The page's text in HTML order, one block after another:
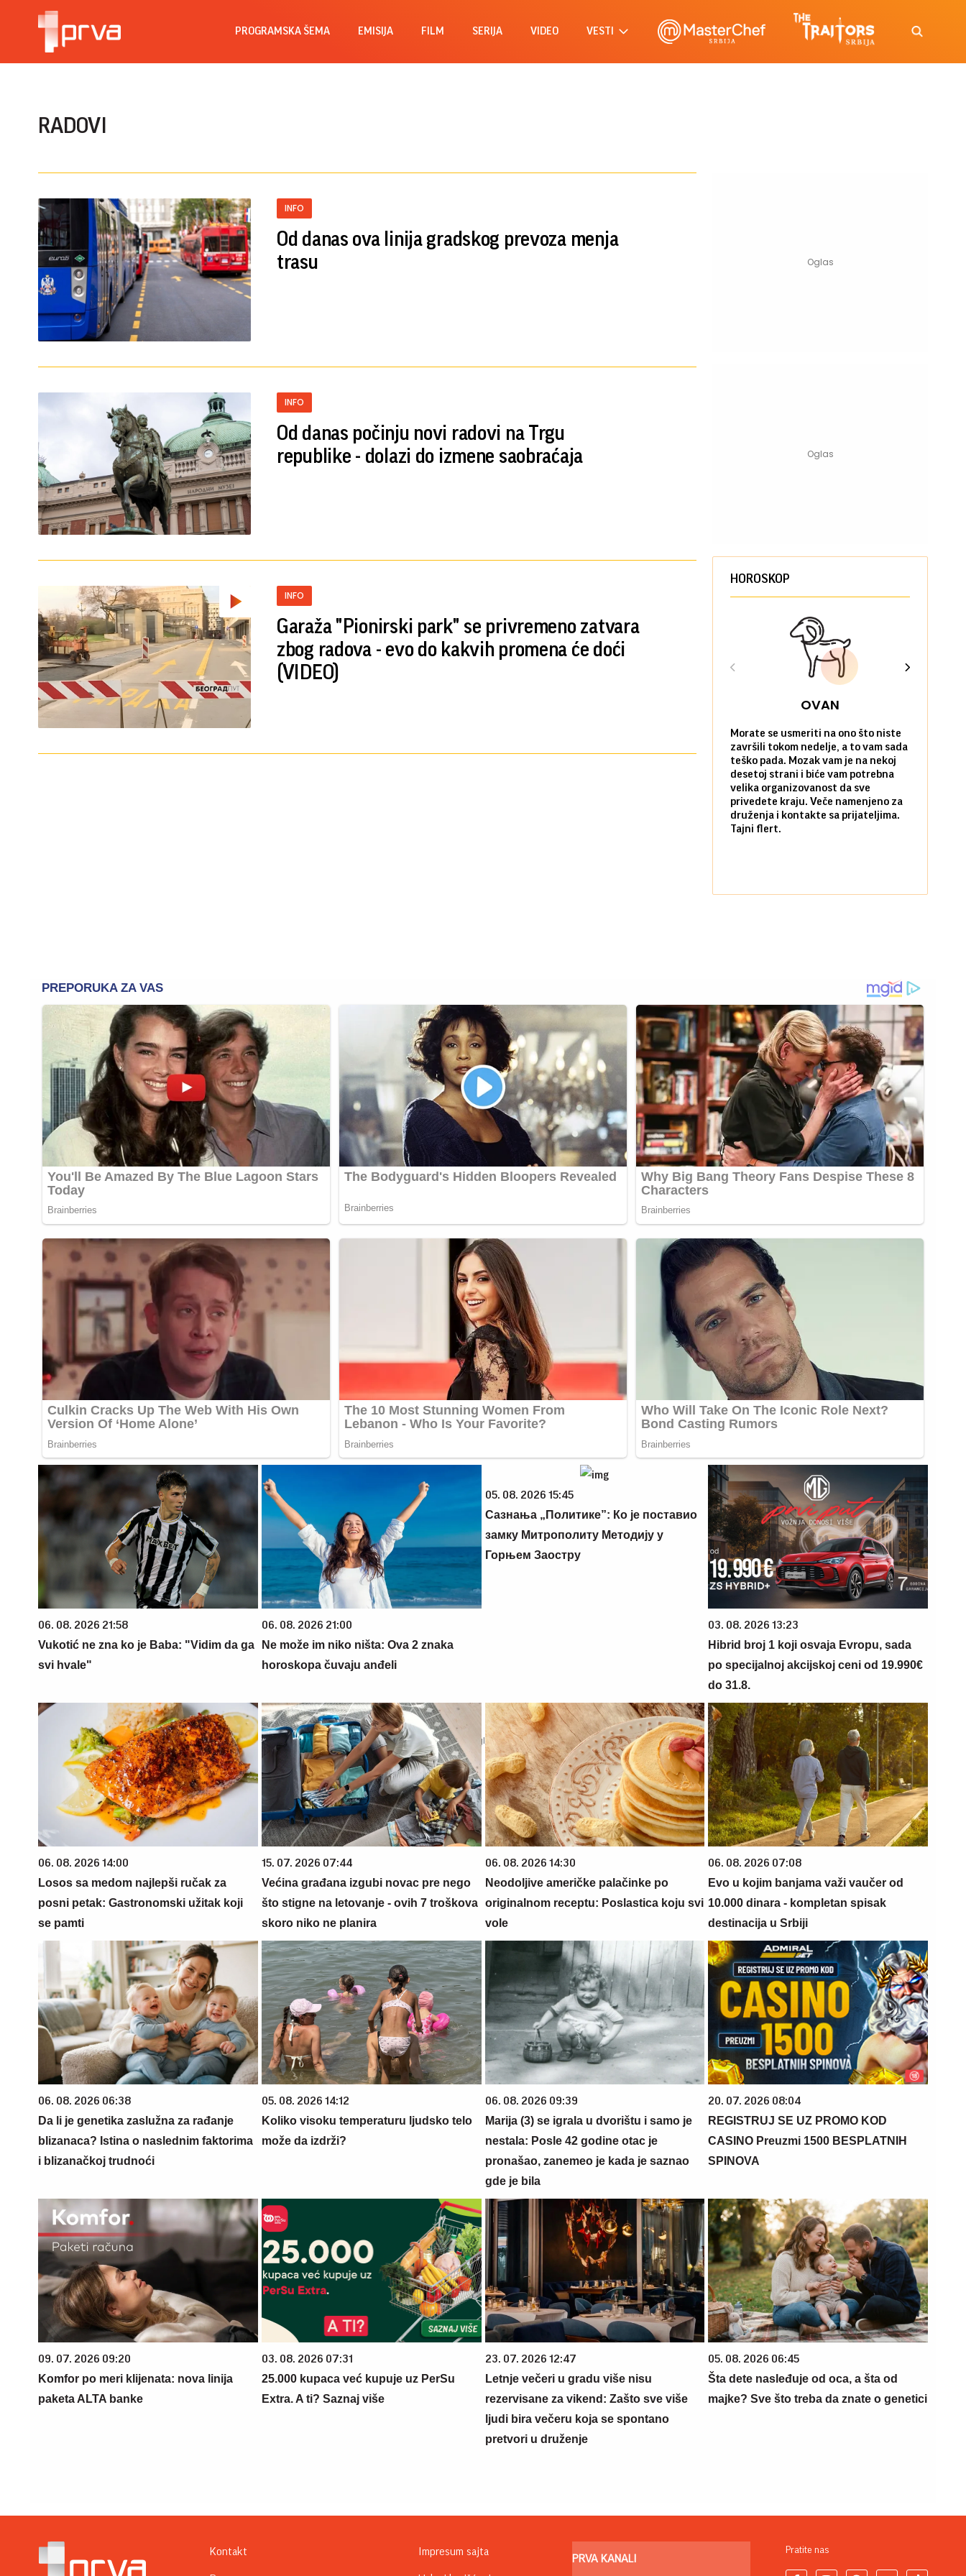
PROGRAMSKA ŠEMA EMISIJA FILM SERIJA VIDEO VESTI
RADOVI
INFO
Od danas ova linija gradskog prevoza menja
trasu
INFO
Od danas počinju novi radovi na Trgu
republike - dolazi do izmene saobraćaja
INFO
Garaža "Pionirski park" se privremeno zatvara
zbog radova - evo do kakvih promena će doći
(VIDEO)
HOROSKOP
OVAN
Morate se usmeriti na ono što niste
završili tokom nedelje, a to vam sada
teško pada. Mozak vam je na nekoj
desetoj strani i biće vam potrebna
velika organizovanost da sve
privedete kraju. Veče namenjeno za
druženja i kontakte sa prijateljima.
Tajni flert.
06. 08. 2026 21:58
Vukotić ne zna ko je Baba: "Vidim da ga
svi hvale"
06. 08. 2026 21:00
Ne može im niko ništa: Ova 2 znaka
horoskopa čuvaju anđeli
05. 08. 2026 15:45
Сазнања „Политике”: Ко је поставио
замку Митрополиту Методију у
Горњем Заостру
03. 08. 2026 13:23
Hibrid broj 1 koji osvaja Evropu, sada
po specijalnoj akcijskoj ceni od 19.990€
do 31.8.
06. 08. 2026 14:00
Losos sa medom najlepši ručak za
posni petak: Gastronomski užitak koji
se pamti
15. 07. 2026 07:44
Većina građana izgubi novac pre nego
što stigne na letovanje - ovih 7 troškova
skoro niko ne planira
06. 08. 2026 14:30
Neodoljive američke palačinke po
originalnom receptu: Poslastica koju svi
vole
06. 08. 2026 07:08
Evo u kojim banjama važi vaučer od
10.000 dinara - kompletan spisak
destinacija u Srbiji
06. 08. 2026 06:38
Da li je genetika zaslužna za rađanje
blizanaca? Istina o naslednim faktorima
i blizanačkoj trudnoći
05. 08. 2026 14:12
Koliko visoku temperaturu ljudsko telo
može da izdrži?
06. 08. 2026 09:39
Marija (3) se igrala u dvorištu i samo je
nestala: Posle 42 godine otac je
pronašao, zanemeo je kada je saznao
gde je bila
20. 07. 2026 08:04
REGISTRUJ SE UZ PROMO KOD
CASINO Preuzmi 1500 BESPLATNIH
SPINOVA
09. 07. 2026 09:20
Komfor po meri klijenata: nova linija
paketa ALTA banke
03. 08. 2026 07:31
25.000 kupaca već kupuje uz PerSu
Extra. A ti? Saznaj više
23. 07. 2026 12:47
Letnje večeri u gradu više nisu
rezervisane za vikend: Zašto sve više
ljudi bira večeru koja se spontano
pretvori u druženje
05. 08. 2026 06:45
Šta dete nasleđuje od oca, a šta od
majke? Sve što treba da znate o genetici
Kontakt Impresum sajta
PRVA KANALI
Pratite nas